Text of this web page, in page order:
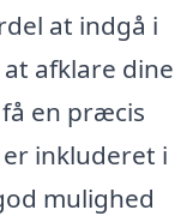
at indgå i
afklare dine
en præcis
inkluderet i
mulighed